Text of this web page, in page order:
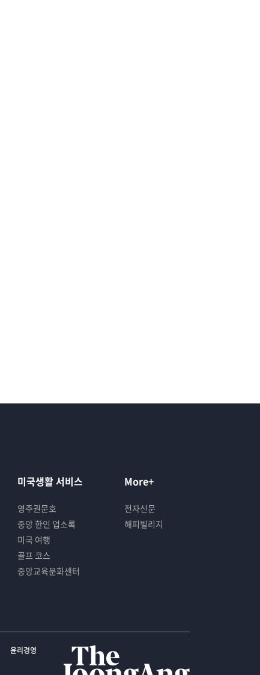
미국생활 서비스
영주권문호
중앙 한인 업소록
미국 여행
골프 코스
중앙교육문화센터
More+
전자신문
해피빌리지
윤리경영